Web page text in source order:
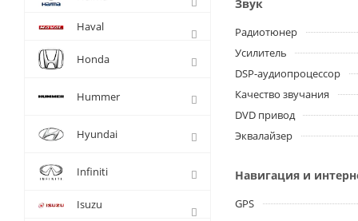
Звук
Радиотюнер
Усилитель
DSP-аудиопроцессор
Качество звучания
DVD привод
Эквалайзер
Навигация и
GPS
Haval
Honda
Hummer
Hyundai
Infiniti
Isuzu